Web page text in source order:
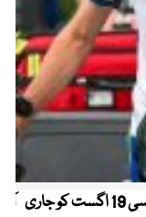
کیریبین پریمیئر لیگ ، قومی کرکٹرز کو این او سی 19 اگست کو جاری